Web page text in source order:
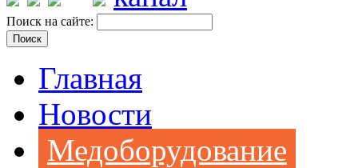
Поиск на сайте:
Главная
Новости
Медоборудование